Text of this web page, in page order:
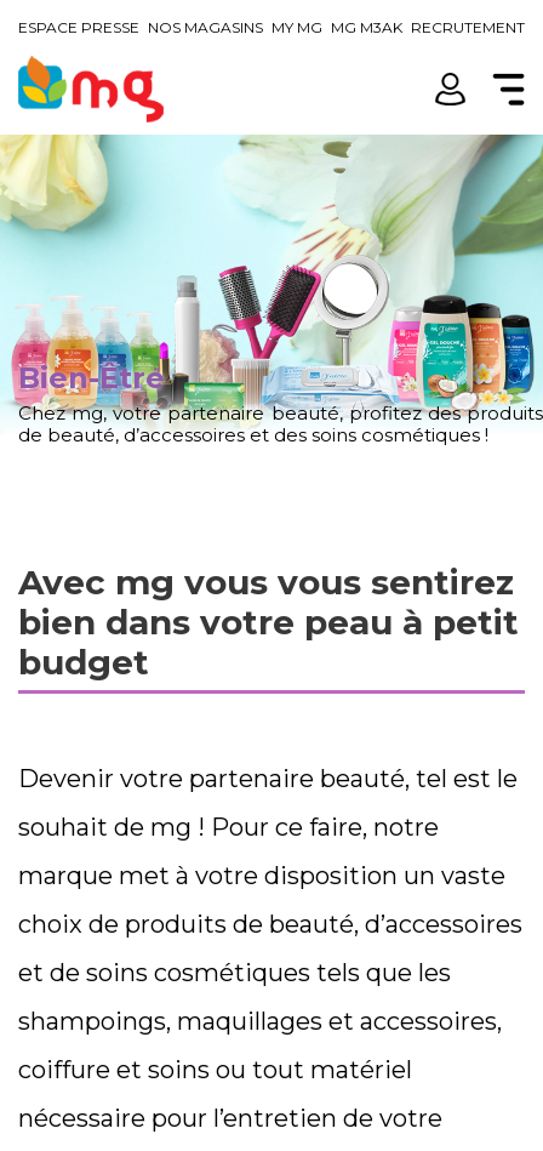
ESPACE PRESSE NOS MAGASINS MY MG MG M3AK RECRUTEMENT
Bien-Être
Chez mg, votre partenaire beauté, profitez des produits
de beauté, d’accessoires et des soins cosmétiques !
Avec mg vous vous sentirez
bien dans votre peau à petit
budget
Devenir votre partenaire beauté, tel est le
souhait de mg ! Pour ce faire, notre
marque met à votre disposition un vaste
choix de produits de beauté, d’accessoires
et de soins cosmétiques tels que les
shampoings, maquillages et accessoires,
coiffure et soins ou tout matériel
nécessaire pour l’entretien de votre